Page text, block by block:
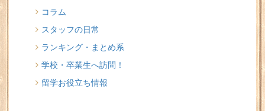
コラム
スタッフの日常
ランキング・まとめ系
学校・卒業生へ訪問！
留学お役立ち情報